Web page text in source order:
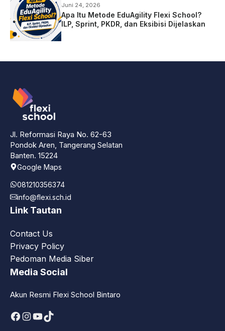
Juni 24, 2026
Apa Itu Metode EduAgility Flexi School?
ILP, Sprint, PKDR, dan Eksibisi Dijelaskan
Jl. Reformasi Raya No. 62-63
Pondok Aren, Tangerang Selatan
Banten. 15224
Google Maps
081210356374
info@flexi.sch.id
Link Tautan
Contact Us
Privacy Policy
Pedoman Media Siber
Media Social
Akun Resmi Flexi School Bintaro
Facebook
Instagram
YouTube
TikTok